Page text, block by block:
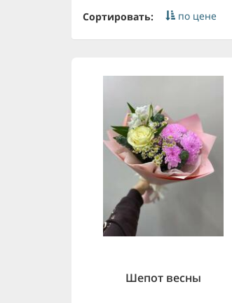
Сортировать: по цене
Шепот весны